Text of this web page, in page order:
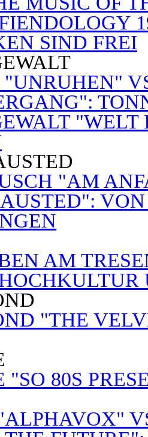
SIND FREI
"AM
AM
"THE
80S